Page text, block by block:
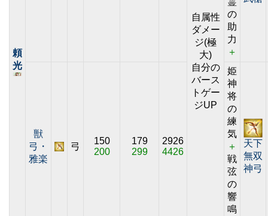
頼
光
自属性
ダメー
ジ(極
大)
自分の
バース
トゲー
ジUP
の
助
力
＋
獣
弓・
雅楽
弓
150
200
179
299
2926
4426
姫
神
将
の
練
気
＋
戦
弦
の
響
鳴
天下
無双
神弓